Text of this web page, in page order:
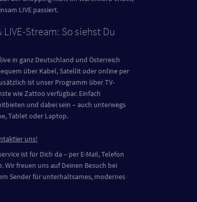
LIVE passiert.
LIVE-Stream: So siehst Du
in ganz Deutschland und Österreich
über Kabel, Satellit oder online per
ist unser Programm über TV-
wie Zattoo verfügbar. Einfach
und dabei sein – auch unterwegs
Tablet oder Laptop.
uns!
ist für Dich da – per E-Mail, Telefon
Wir freuen uns auf Deinen Besuch bei
Sender für unterhaltsames, modernes